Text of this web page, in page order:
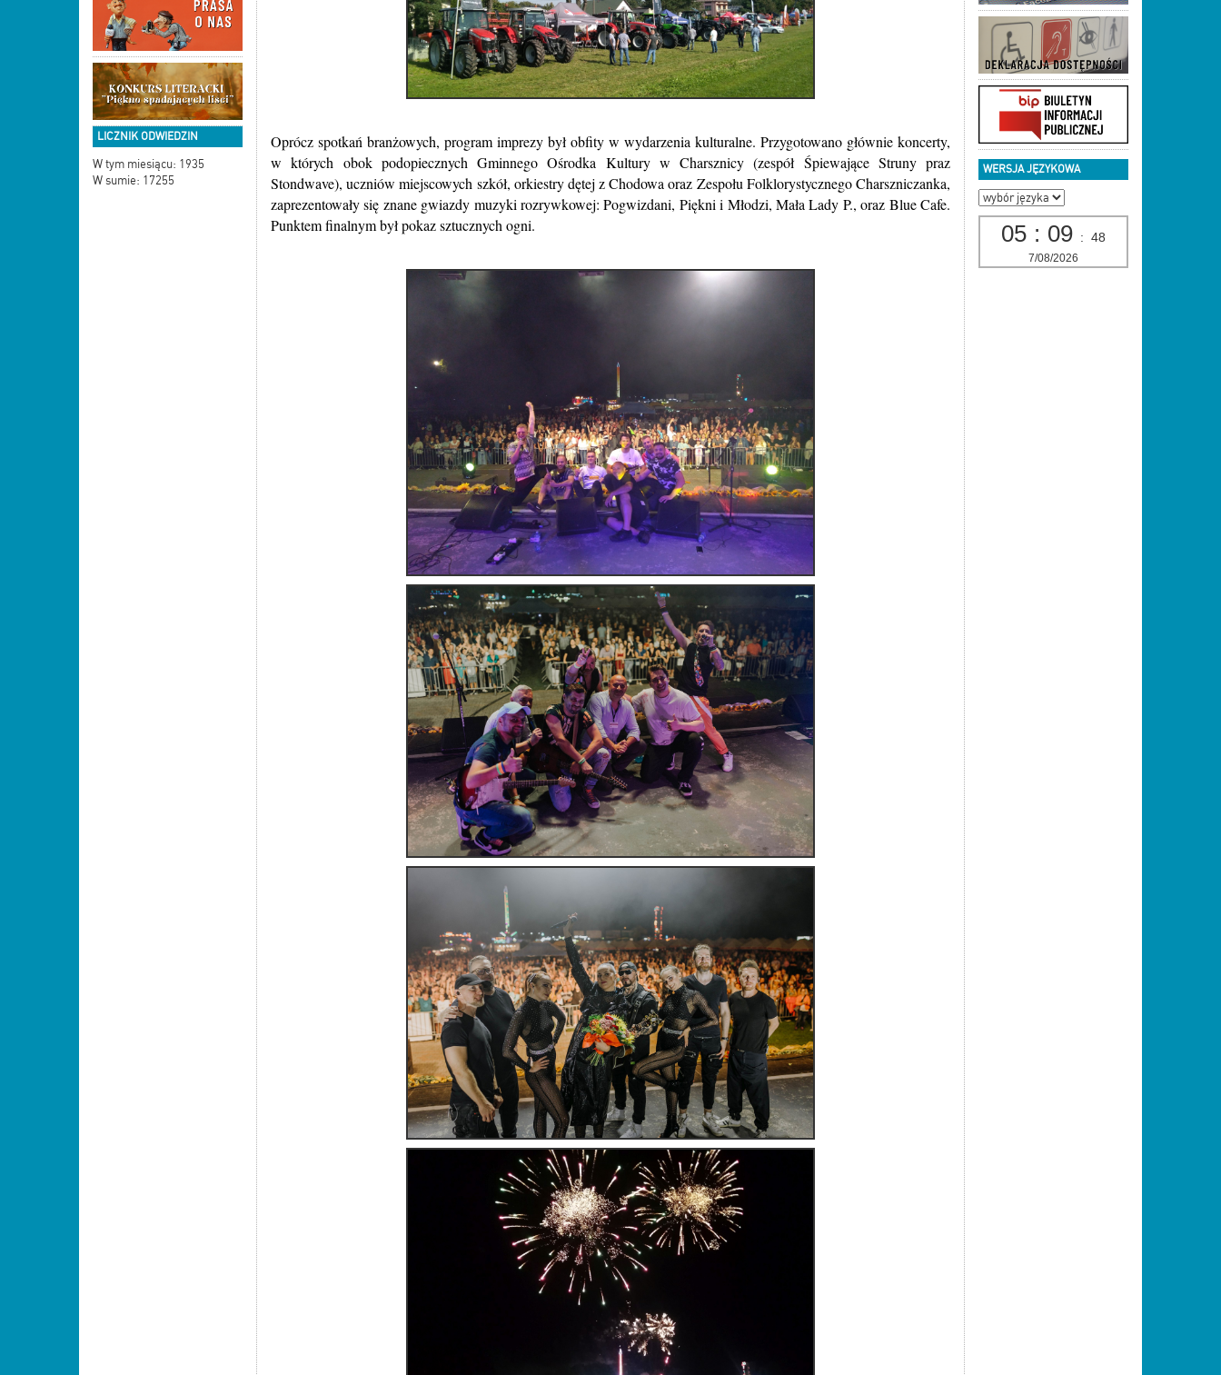
LICZNIK ODWIEDZIN
W tym miesiącu: 1935
W sumie: 17255
Oprócz spotkań branżowych, program imprezy był obfity w wydarzenia kulturalne. Przygotowano głównie koncerty,
w których obok podopiecznych Gminnego Ośrodka Kultury w Charsznicy (zespół Śpiewające Struny praz
Stondwave), uczniów miejscowych szkół, orkiestry dętej z Chodowa oraz Zespołu Folklorystycznego Charszniczanka,
zaprezentowały się znane gwiazdy muzyki rozrywkowej: Pogwizdani, Piękni i Młodzi, Mała Lady P., oraz Blue Cafe.
Punktem finalnym był pokaz sztucznych ogni.
WERSJA JĘZYKOWA
05 : 09 : 50
7/08/2026